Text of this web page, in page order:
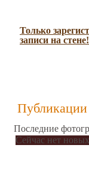
Только
записи на стене!
Публикации
Последние
Сейчас нет